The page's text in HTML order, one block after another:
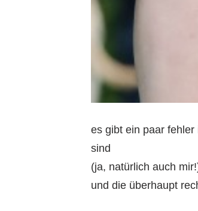
es gibt ein paar
sind
(ja, natürlich auch
und die überhaupt